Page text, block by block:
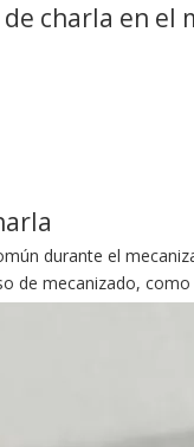
charla‌ en el
durante el
de mecanizado,